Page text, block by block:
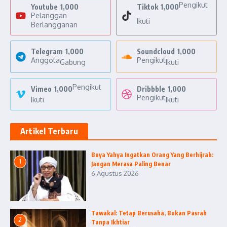
Youtube 1,000
Pelanggan
Berlangganan
Tiktok 1,000Pengikut
Ikuti
Telegram 1,000
AnggotaGabung
Soundcloud 1,000
PengikutIkuti
Vimeo 1,000Pengikut
Ikuti
Dribbble 1,000
PengikutIkuti
Artikel Terbaru
1
Buya Yahya Ingatkan Orang Yang Berhijrah:
Jangan Merasa Paling Benar
6 Agustus 2026
2
Tawakal: Tetap Berusaha, Bukan Pasrah
Tanpa Ikhtiar